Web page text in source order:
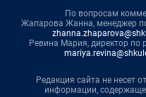
По вопросам
Жапарова Жанна, менеджер
Ревина Мария, директор по
Редакция сайта не несет
информации,